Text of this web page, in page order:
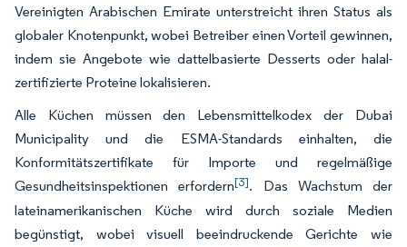
Vereinigten Arabischen Emirate unterstreicht ihren Status als
globaler Knotenpunkt, wobei Betreiber einen Vorteil gewinnen,
indem sie Angebote wie dattelbasierte Desserts oder halal-
zertifizierte Proteine lokalisieren.
Alle Küchen müssen den Lebensmittelkodex der Dubai
Municipality und die ESMA-Standards einhalten, die
Konformitätszertifikate für Importe und regelmäßige
Gesundheitsinspektionen erfordern[3]. Das Wachstum der
lateinamerikanischen Küche wird durch soziale Medien
begünstigt, wobei visuell beeindruckende Gerichte wie